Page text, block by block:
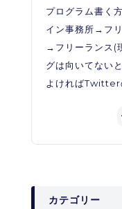
プログラム書く
イン事務所→フ
→フリーランス(
グは向いてない
よければTwitter
カテゴリー